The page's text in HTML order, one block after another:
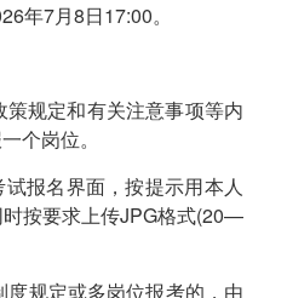
年7月8日17:00。
规定和有关注意事项等内
个岗位。
报名界面，按提示用本人
按要求上传JPG格式(20—
规定或多岗位报考的，由